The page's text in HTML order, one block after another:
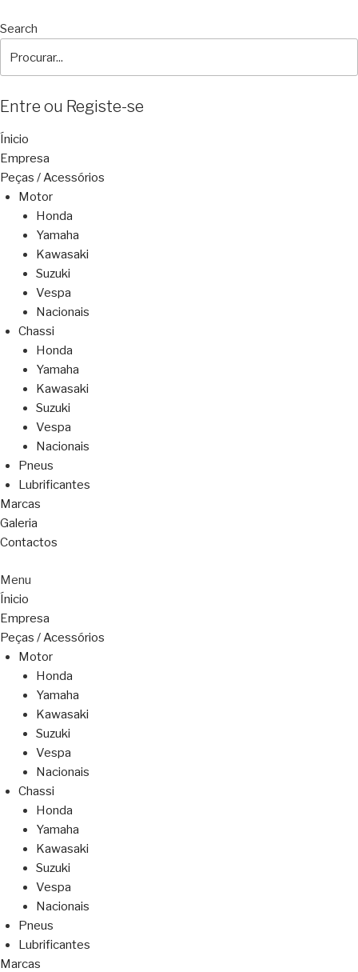
Search
Entre ou Registe-se
Ínicio
Empresa
Peças / Acessórios
Motor
Honda
Yamaha
Kawasaki
Suzuki
Vespa
Nacionais
Chassi
Honda
Yamaha
Kawasaki
Suzuki
Vespa
Nacionais
Pneus
Lubrificantes
Marcas
Galeria
Contactos
Menu
Ínicio
Empresa
Peças / Acessórios
Motor
Honda
Yamaha
Kawasaki
Suzuki
Vespa
Nacionais
Chassi
Honda
Yamaha
Kawasaki
Suzuki
Vespa
Nacionais
Pneus
Lubrificantes
Marcas